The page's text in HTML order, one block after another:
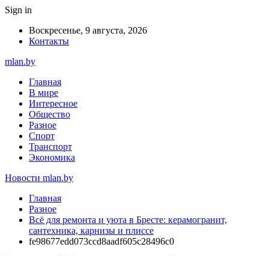
Sign in
Воскресенье, 9 августа, 2026
Контакты
mlan.by
Главная
В мире
Интересное
Общество
Разное
Спорт
Транспорт
Экономика
Новости mlan.by
Главная
Разное
Всё для ремонта и уюта в Бресте: керамогранит,
сантехника, карнизы и плиссе
fe98677edd073ccd8aadf605c28496c0